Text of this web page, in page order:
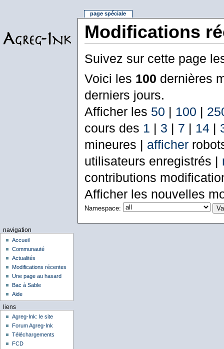
Modifications
Suivez sur cette page
Voici les 100 dernières
derniers jours.
Afficher les 50 | 100 |
cours des 1 | 3 | 7 | 14|
mineures | afficher
utilisateurs enregistrés |
contributions
Afficher les nouvelles
Namespace:
page spéciale
navigation
Accueil
Communauté
Actualités
Modifications récentes
Une page au hasard
Bac à Sable
Aide
liens
Agreg-Ink: le site
Forum Agreg-Ink
Téléchargements
FCD